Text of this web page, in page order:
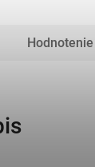
Hodnotenie